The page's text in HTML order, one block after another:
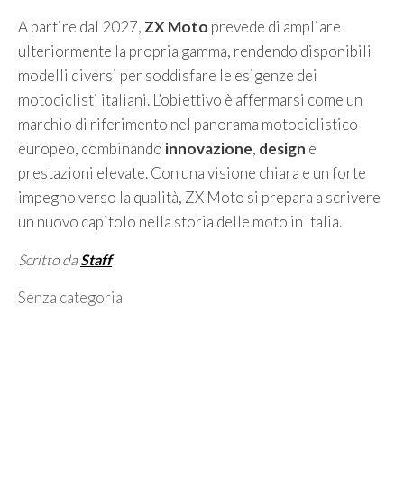
A partire dal 2027, ZX Moto prevede di ampliare
ulteriormente la propria gamma, rendendo disponibili
modelli diversi per soddisfare le esigenze dei
motociclisti italiani. L’obiettivo è affermarsi come un
marchio di riferimento nel panorama motociclistico
europeo, combinando innovazione, design e
prestazioni elevate. Con una visione chiara e un forte
impegno verso la qualità, ZX Moto si prepara a scrivere
un nuovo capitolo nella storia delle moto in Italia.
Scritto da Staff
Categorie
Senza categoria